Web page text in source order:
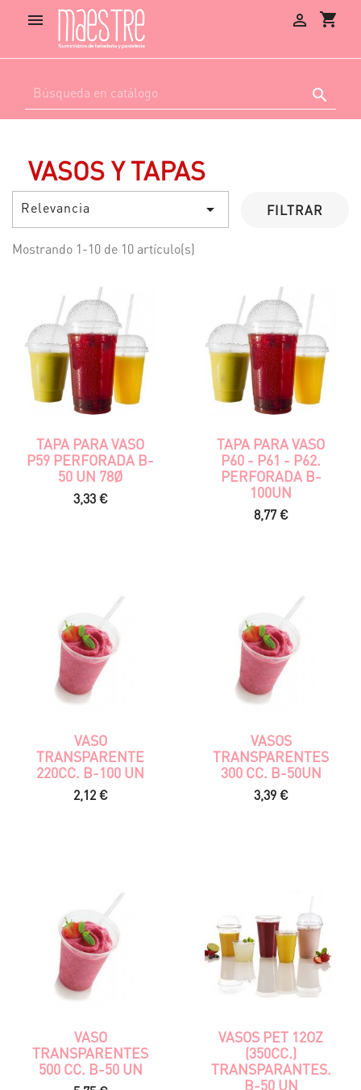
 shopping_cart


VASOS Y TAPAS
Relevancia  FILTRAR
Mostrando 1-10 de 10 artículo(s)
TAPA PARA VASO
P59 PERFORADA B-
50 UN 78Ø
Precio
3,33 €
TAPA PARA VASO
P60 - P61 - P62.
PERFORADA B-
100UN
Precio
8,77 €
VASO
TRANSPARENTE
220CC. B-100 UN
Precio
2,12 €
VASOS
TRANSPARENTES
300 CC. B-50UN
Precio
3,39 €
VASO
TRANSPARENTES
500 CC. B-50 UN
VASOS PET 12OZ
(350CC.)
TRANSPARANTES.
B-50 UN